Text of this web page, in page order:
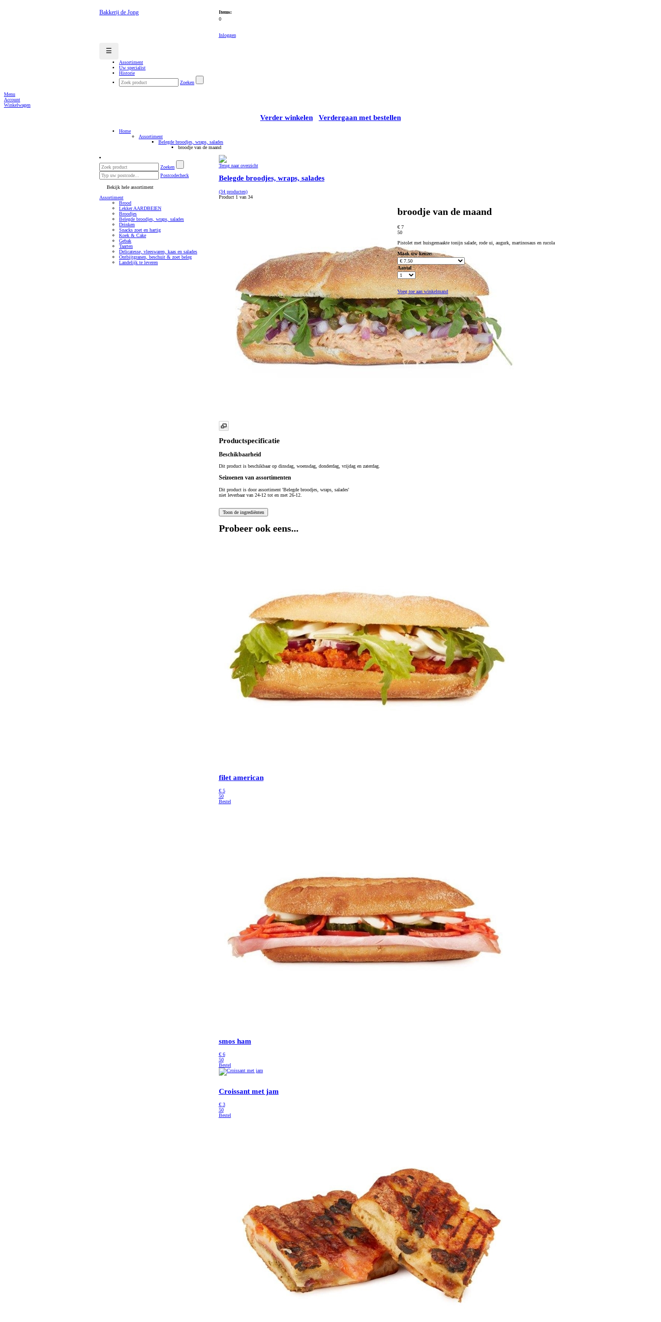
Bakkerij de Jong
Items:
0
Inloggen
☰
Assortiment
Uw specialist
Historie
Zoeken
Menu
Account
Winkelwagen
Verder winkelen Verdergaan met bestellen
Home
Assortiment
Belegde broodjes, wraps, salades
broodje van de maand
Zoeken
Postcodecheck
Bekijk hele assortiment
Assortiment
Brood
Lekker AARDBEIEN
Broodjes
Belegde broodjes, wraps, salades
Drinken
Snacks zoet en hartig
Koek & Cake
Gebak
Taarten
Delicatesse, vleeswaren, kaas en salades
Ontbijtgranen, beschuit & zoet beleg
Landelijk te leveren
Terug naar overzicht
Belegde broodjes, wraps, salades
(34 producten)
Product 1 van 34
broodje van de maand
€ 7
50
Pistolet met huisgemaakte tonijn salade, rode ui, augurk, martinosaus en rucola
Maak uw keuze:
Aantal
Voeg toe aan winkelmand
Productspecificatie
Beschikbaarheid
Dit product is beschikbaar op dinsdag, woensdag, donderdag, vrijdag en zaterdag.
Seizoenen van assortimenten
Dit product isdoor assortiment 'Belegde broodjes, wraps, salades'
niet leverbaar van 24-12 tot en met 26-12.
Probeer ook eens...
filet american
€ 5
50
Bestel
smos ham
€ 6
50
Bestel
Croissant met jam
€ 3
50
Bestel